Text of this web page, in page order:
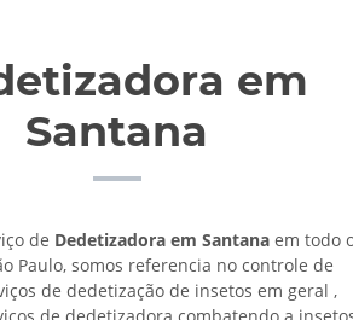
em
Santana
de Dedetizadora em Santana em todo
Paulo, somos referencia no controle de
de dedetização de insetos em geral ,